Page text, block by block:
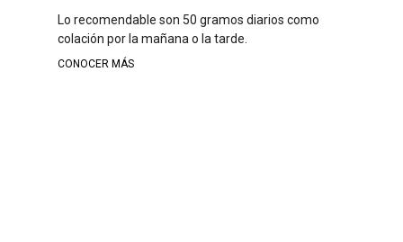
Lo recomendable son 50 gramos diarios como
colación por la mañana o la tarde.
CONOCER MÁS